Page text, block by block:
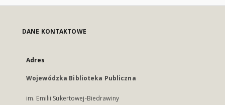
DANE KONTAKTOWE
Adres
Wojewódzka Biblioteka Publiczna
im. Emilii Sukertowej-Biedrawiny